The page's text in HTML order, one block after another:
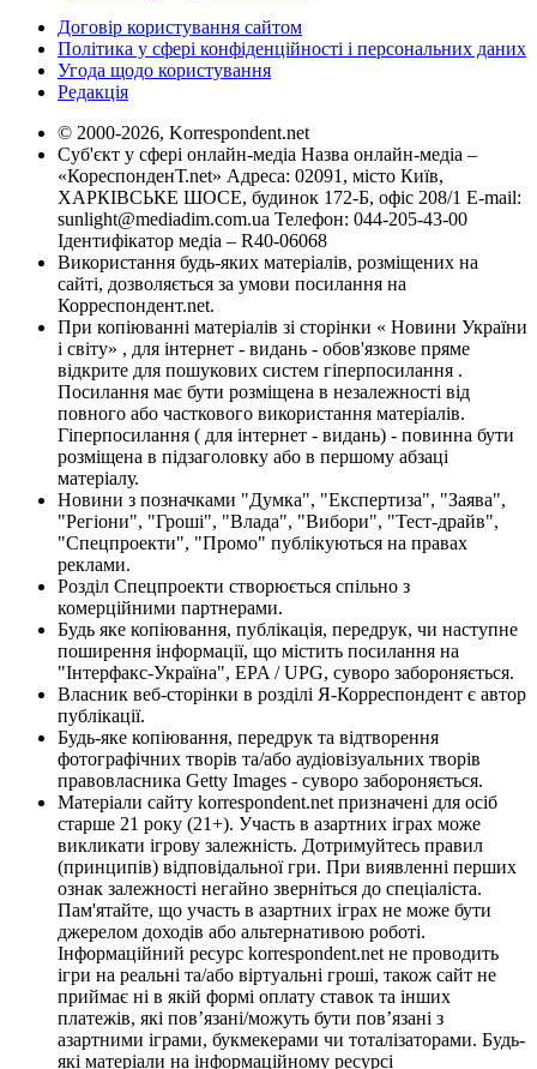
Договір користування сайтом
Політика у сфері конфіденційності і персональних даних
Угода щодо користування
Редакція
© 2000-2026, Korrespondent.net
Суб'єкт у сфері онлайн-медіа Назва онлайн-медіа –
«КореспонденТ.net» Адреса: 02091, місто Київ,
ХАРКІВСЬКЕ ШОСЕ, будинок 172-Б, офіс 208/1 E-mail:
sunlight@mediadim.com.ua Телефон: 044-205-43-00
Ідентифікатор медіа – R40-06068
Використання будь-яких матеріалів, розміщених на
сайті, дозволяється за умови посилання на
Корреспондент.net.
При копіюванні матеріалів зі сторінки « Новини України
і світу» , для інтернет - видань - обов'язкове пряме
відкрите для пошукових систем гіперпосилання .
Посилання має бути розміщена в незалежності від
повного або часткового використання матеріалів.
Гіперпосилання ( для інтернет - видань) - повинна бути
розміщена в підзаголовку або в першому абзаці
матеріалу.
Новини з позначками "Думка", "Експертиза", "Заява",
"Регіони", "Гроші", "Влада", "Вибори", "Тест-драйв",
"Спецпроекти", "Промо" публікуються на правах
реклами.
Розділ Спецпроекти створюється спільно з
комерційними партнерами.
Будь яке копіювання, публікація, передрук, чи наступне
поширення інформації, що містить посилання на
"Інтерфакс-Україна", EPA / UPG, суворо забороняється.
Власник веб-сторінки в розділі Я-Корреспондент є автор
публікації.
Будь-яке копіювання, передрук та відтворення
фотографічних творів та/або аудіовізуальних творів
правовласника Getty Images - суворо забороняється.
Матеріали сайту korrespondent.net призначені для осіб
старше 21 року (21+). Участь в азартних іграх може
викликати ігрову залежність. Дотримуйтесь правил
(принципів) відповідальної гри. При виявленні перших
ознак залежності негайно зверніться до спеціаліста.
Пам'ятайте, що участь в азартних іграх не може бути
джерелом доходів або альтернативою роботі.
Інформаційний ресурс korrespondent.net не проводить
ігри на реальні та/або віртуальні гроші, також сайт не
приймає ні в якій формі оплату ставок та інших
платежів, які пов’язані/можуть бути пов’язані з
азартними іграми, букмекерами чи тоталізаторами. Будь-
які матеріали на інформаційному ресурсі